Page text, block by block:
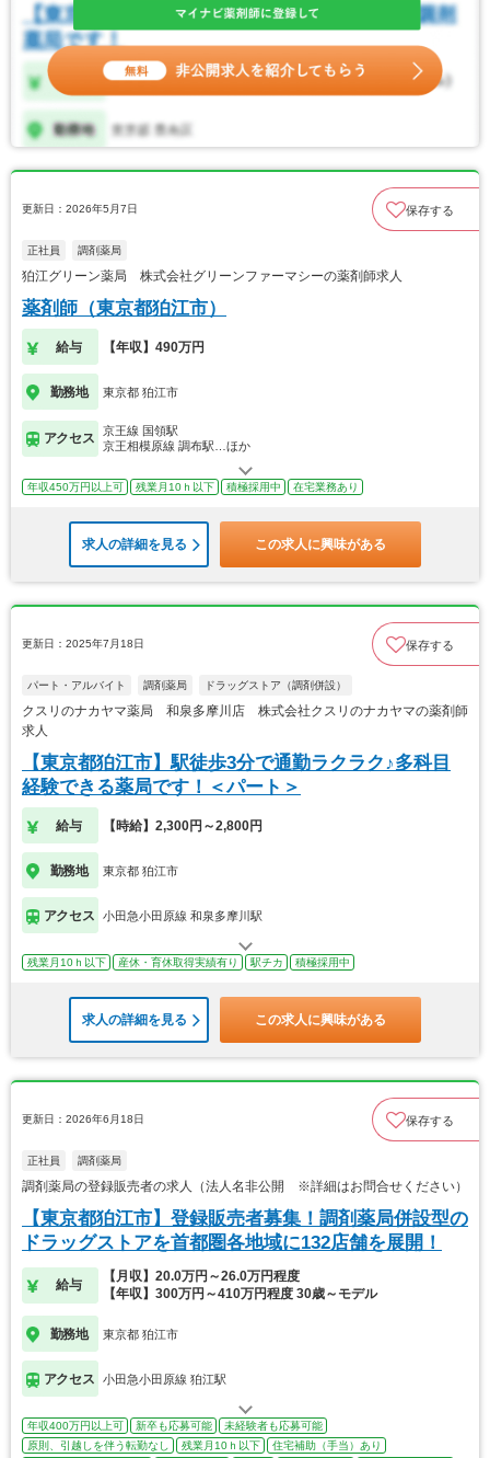
更新日：2026年5月7日 保存する
正社員 調剤薬局
狛江グリーン薬局 株式会社グリーンファーマシーの薬剤師求人
薬剤師（東京都狛江市）
給与 【年収】490万円
勤務地 東京都 狛江市
アクセス
京王線 国領駅
京王相模原線 調布駅…ほか
年収450万円以上可 残業月10ｈ以下 積極採用中 在宅業務あり
求人の詳細を見る この求人に興味がある
更新日：2025年7月18日 保存する
パート・アルバイト 調剤薬局 ドラッグストア（調剤併設）
クスリのナカヤマ薬局 和泉多摩川店 株式会社クスリのナカヤマの薬剤師
求人
【東京都狛江市】駅徒歩3分で通勤ラクラク♪多科目
経験できる薬局です！＜パート＞
給与 【時給】2,300円～2,800円
勤務地 東京都 狛江市
アクセス 小田急小田原線 和泉多摩川駅
残業月10ｈ以下 産休・育休取得実績有り 駅チカ 積極採用中
求人の詳細を見る この求人に興味がある
更新日：2026年6月18日 保存する
正社員 調剤薬局
調剤薬局の登録販売者の求人（法人名非公開 ※詳細はお問合せください）
【東京都狛江市】登録販売者募集！調剤薬局併設型の
ドラッグストアを首都圏各地域に132店舗を展開！
給与
【月収】20.0万円～26.0万円程度
【年収】300万円～410万円程度 30歳～モデル
勤務地 東京都 狛江市
アクセス 小田急小田原線 狛江駅
年収400万円以上可 新卒も応募可能
未経験者も応募可能
原則、引越しを伴う転勤なし
残業月10ｈ以下
住宅補助（手当）あり